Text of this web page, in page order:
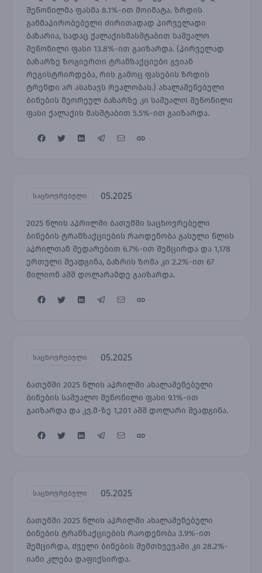
შეწონილმა ფასმა 8.1%-ით მოიმატა. ზრდის
განმაპირობებელი ძირითადად პირველადი
ბაზარია, სადაც ქალაქისმასშტაბით საშუალო
შეწონილი ფასი 13.8%-ით გაიზარდა. (პირველად
ბაზარზე ზოგიერთი ტრანზაქციები გვიან
რეგისტრირდება, რის გამოც ფასების ზრდის
ტრენდი არ ასახავს რეალობას.) ახალაშენებული
ბინების მეორეულ ბაზარზე კი საშუალო შეწონილი
ფასი ქალაქის მასშტაბით 5.5%-ით გაიზარდა.
საცხოვრებელი 05.2025
2025 წლის აპრილში ბათუმში საცხოვრებელი
ბინების ტრანზაქციების რაოდენობა გასული წლის
აპრილთან შედარებით 6.7%-ით შემცირდა და 1,178
ერთული შეადგინა, ბაზრის ზომა კი 2.2%-ით 67
მილიონ აშშ დოლარამდე გაიზარდა.
საცხოვრებელი 05.2025
ბათუმში 2025 წლის აპრილში ახალაშენებული
ბინების საშუალო შეწონილი ფასი 9.1%-ით
გაიზარდა და კვ.მ-ზე 1,201 აშშ დოლარი შეადგინა.
საცხოვრებელი 05.2025
ბათუმში 2025 წლის აპრილში ახალაშენებული
ბინების ტრანზაქციების რაოდენობა 3.9%-ით
შემცირდა, ძველი ბინების შემთხვევაში კი 28.2%-
იანი კლება დაფიქსირდა.